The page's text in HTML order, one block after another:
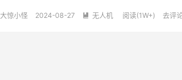
大惊小怪 2024-08-27  无人机 阅读(1W+) 去评